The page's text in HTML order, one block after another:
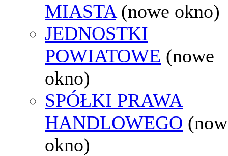
MIASTA (nowe okno)
JEDNOSTKI
POWIATOWE (nowe
okno)
SPÓŁKI PRAWA
HANDLOWEGO
okno)